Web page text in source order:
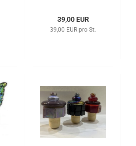
39,00 EUR
39,00 EUR pro St.